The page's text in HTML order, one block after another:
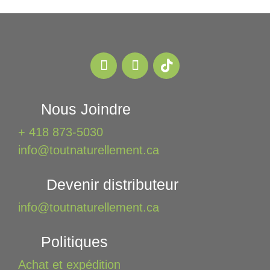
Nous Joindre
+ 418 873-5030
info@toutnaturellement.ca
Devenir distributeur
info@toutnaturellement.ca
Politiques
Achat et expédition